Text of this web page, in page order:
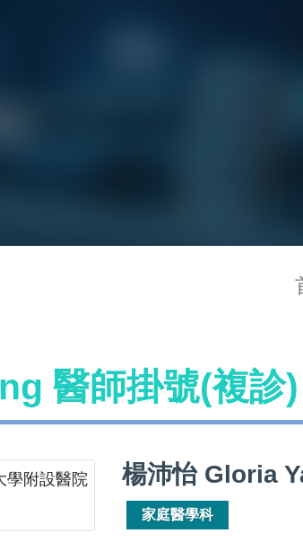
醫師掛號(複診)
楊沛怡 Gloria
家庭醫學科